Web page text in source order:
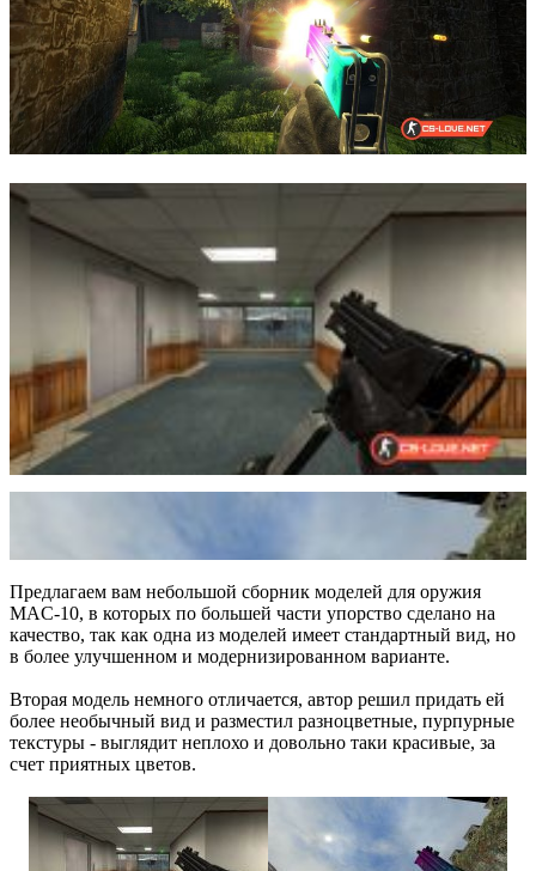
Предлагаем вам небольшой сборник моделей для оружия
MAC-10, в которых по большей части упорство сделано на
качество, так как одна из моделей имеет стандартный вид, но
в более улучшенном и модернизированном варианте.
Вторая модель немного отличается, автор решил придать ей
более необычный вид и разместил разноцветные, пурпурные
текстуры - выглядит неплохо и довольно таки красивые, за
счет приятных цветов.